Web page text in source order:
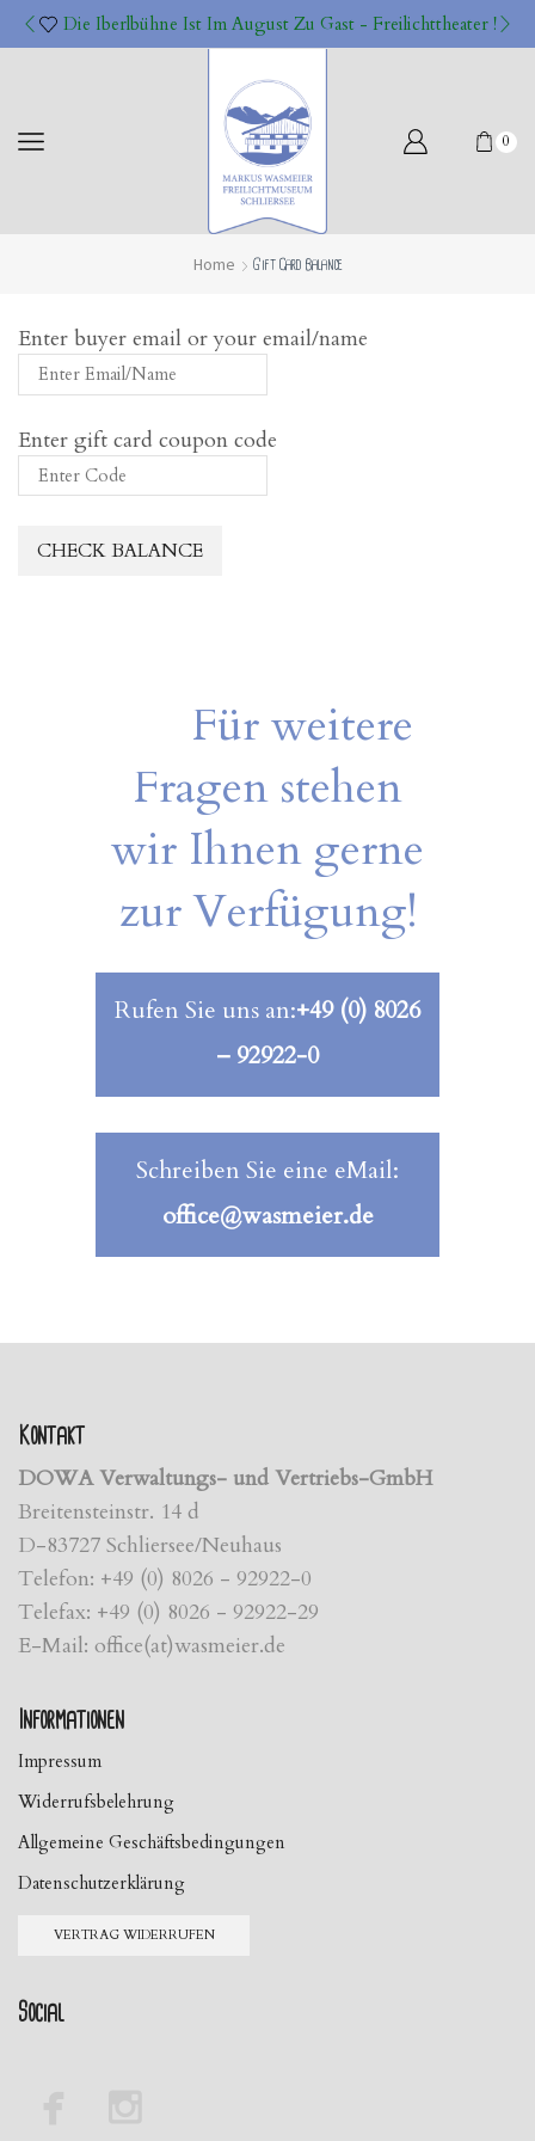
Die Iberlbühne Ist Im August Zu Gast - Freilichttheater !
0
Home Gift Card Balance
Enter buyer email or your email/name
Enter gift card coupon code
Für weitere
Fragen stehen
wir Ihnen gerne
zur Verfügung!
Rufen Sie uns an:+49 (0) 8026
– 92922-0
Schreiben Sie eine eMail:
office@wasmeier.de
Kontakt
DOWA Verwaltungs- und Vertriebs-GmbH
Breitensteinstr. 14 d
D-83727 Schliersee/Neuhaus
Telefon: +49 (0) 8026 - 92922-0
Telefax: +49 (0) 8026 - 92922-29
E-Mail: office(at)wasmeier.de
Informationen
Impressum
Widerrufsbelehrung
Allgemeine Geschäftsbedingungen
Datenschutzerklärung
VERTRAG WIDERRUFEN
Social